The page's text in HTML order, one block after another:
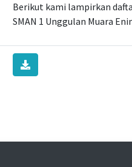
Berikut kami lampirkan
SMAN 1 Unggulan Muara